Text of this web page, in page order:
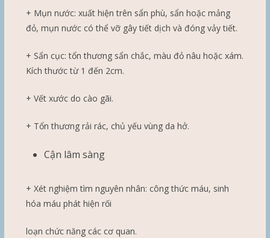
+ Mụn nước: xuất hiện trên sẩn phù, sẩn hoặc mảng
đỏ, mụn nước có thể vỡ gây tiết dịch và đóng vảy tiết.
+ Sẩn cục: tổn thương sẩn chắc, màu đỏ nâu hoặc xám.
Kích thước từ 1 đến 2cm.
+ Vết xước do cào gãi.
+ Tổn thương rải rác, chủ yếu vùng da hở.
Cận lâm sàng
+ Xét nghiệm tìm nguyên nhân: công thức máu, sinh
hóa máu phát hiện rối
loạn chức năng các cơ quan.